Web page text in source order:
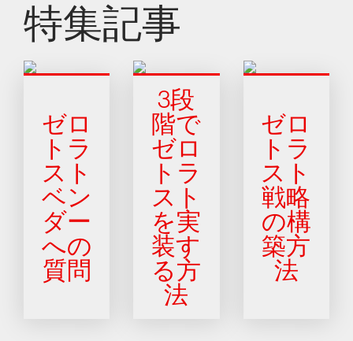
特集記事
ゼロ
トラ
スト
ベン
ダー
への
質問
3段
階で
ゼロ
トラ
スト
を実
装す
る方
法
ゼロ
トラ
スト
戦略
の構
築方
法